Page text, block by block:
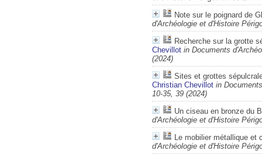
Note sur le poignard de
d'Archéologie et d'Histoire
Recherche sur la grotte
Chevillot in Documents
(2024)
Sites et grottes
Christian Chevillot in
10-35, 39 (2024)
Un ciseau en bronze du
d'Archéologie et d'Histoire
Le mobilier métallique et
d'Archéologie et d'Histoire